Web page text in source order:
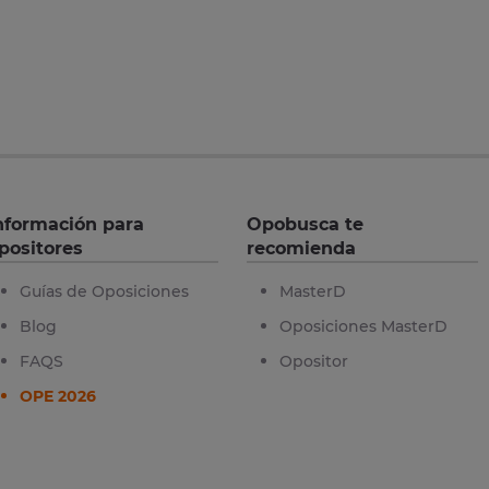
para
Guías de Oposiciones
Blog
FAQS
OPE 2026
Opobusca te
recomienda
MasterD
Oposiciones MasterD
Opositor